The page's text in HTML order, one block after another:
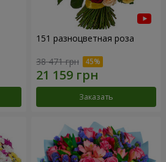
151 разноцветная роза
38 471 грн
Заказать